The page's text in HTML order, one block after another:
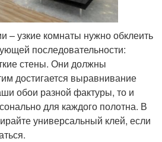
– узкие комнаты нужно обклеить
последовательности:
стены. Они должны
достигается выравнивание
обои разной фактуры, то и
для каждого полотна. В
универсальный клей, если